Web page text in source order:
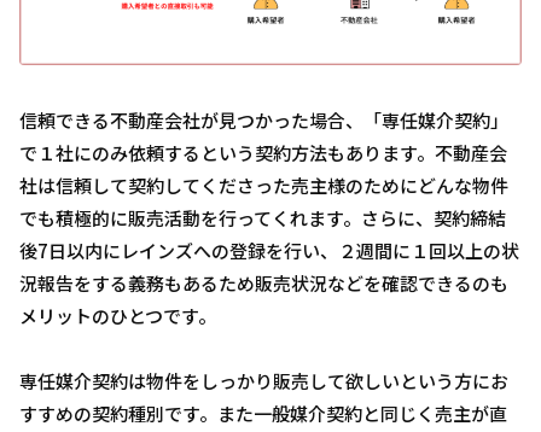
信頼できる不動産会社が見つかった場合、「専任媒介契約」
で１社にのみ依頼するという契約方法もあります。不動産会
社は信頼して契約してくださった売主様のためにどんな物件
でも積極的に販売活動を行ってくれます。さらに、契約締結
後7日以内にレインズへの登録を行い、２週間に１回以上の状
況報告をする義務もあるため販売状況などを確認できるのも
メリットのひとつです。
専任媒介契約は物件をしっかり販売して欲しいという方にお
すすめの契約種別です。また一般媒介契約と同じく売主が直